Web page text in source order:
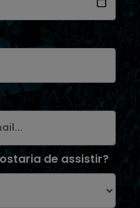
de assistir?